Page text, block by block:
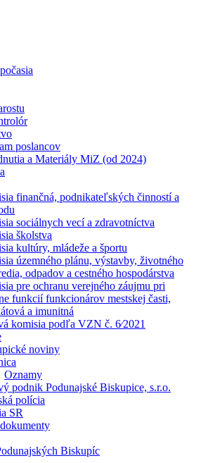
poslancov
a Materiály MiZ (od 2024)
finančná, podnikateľských činností a
sociálnych vecí a zdravotníctva
školstva
kultúry, mládeže a športu
územného plánu, výstavby, životného
odpadov a cestného hospodárstva
pre ochranu verejného záujmu pri
funkcií funkcionárov mestskej časti,
a imunitná
komisia podľa VZN č. 6⁄2021
noviny
Oznamy
podnik Podunajské Biskupice, s.r.o.
polícia
SR
Biskupíc